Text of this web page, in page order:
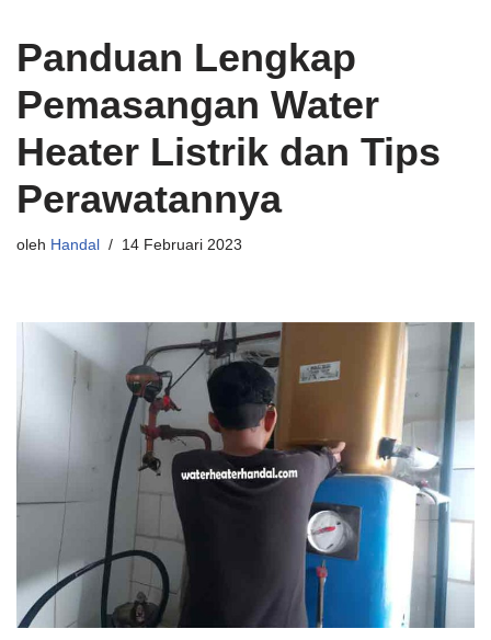
Panduan Lengkap
Pemasangan Water
Heater Listrik dan Tips
Perawatannya
oleh Handal 14 Februari 2023